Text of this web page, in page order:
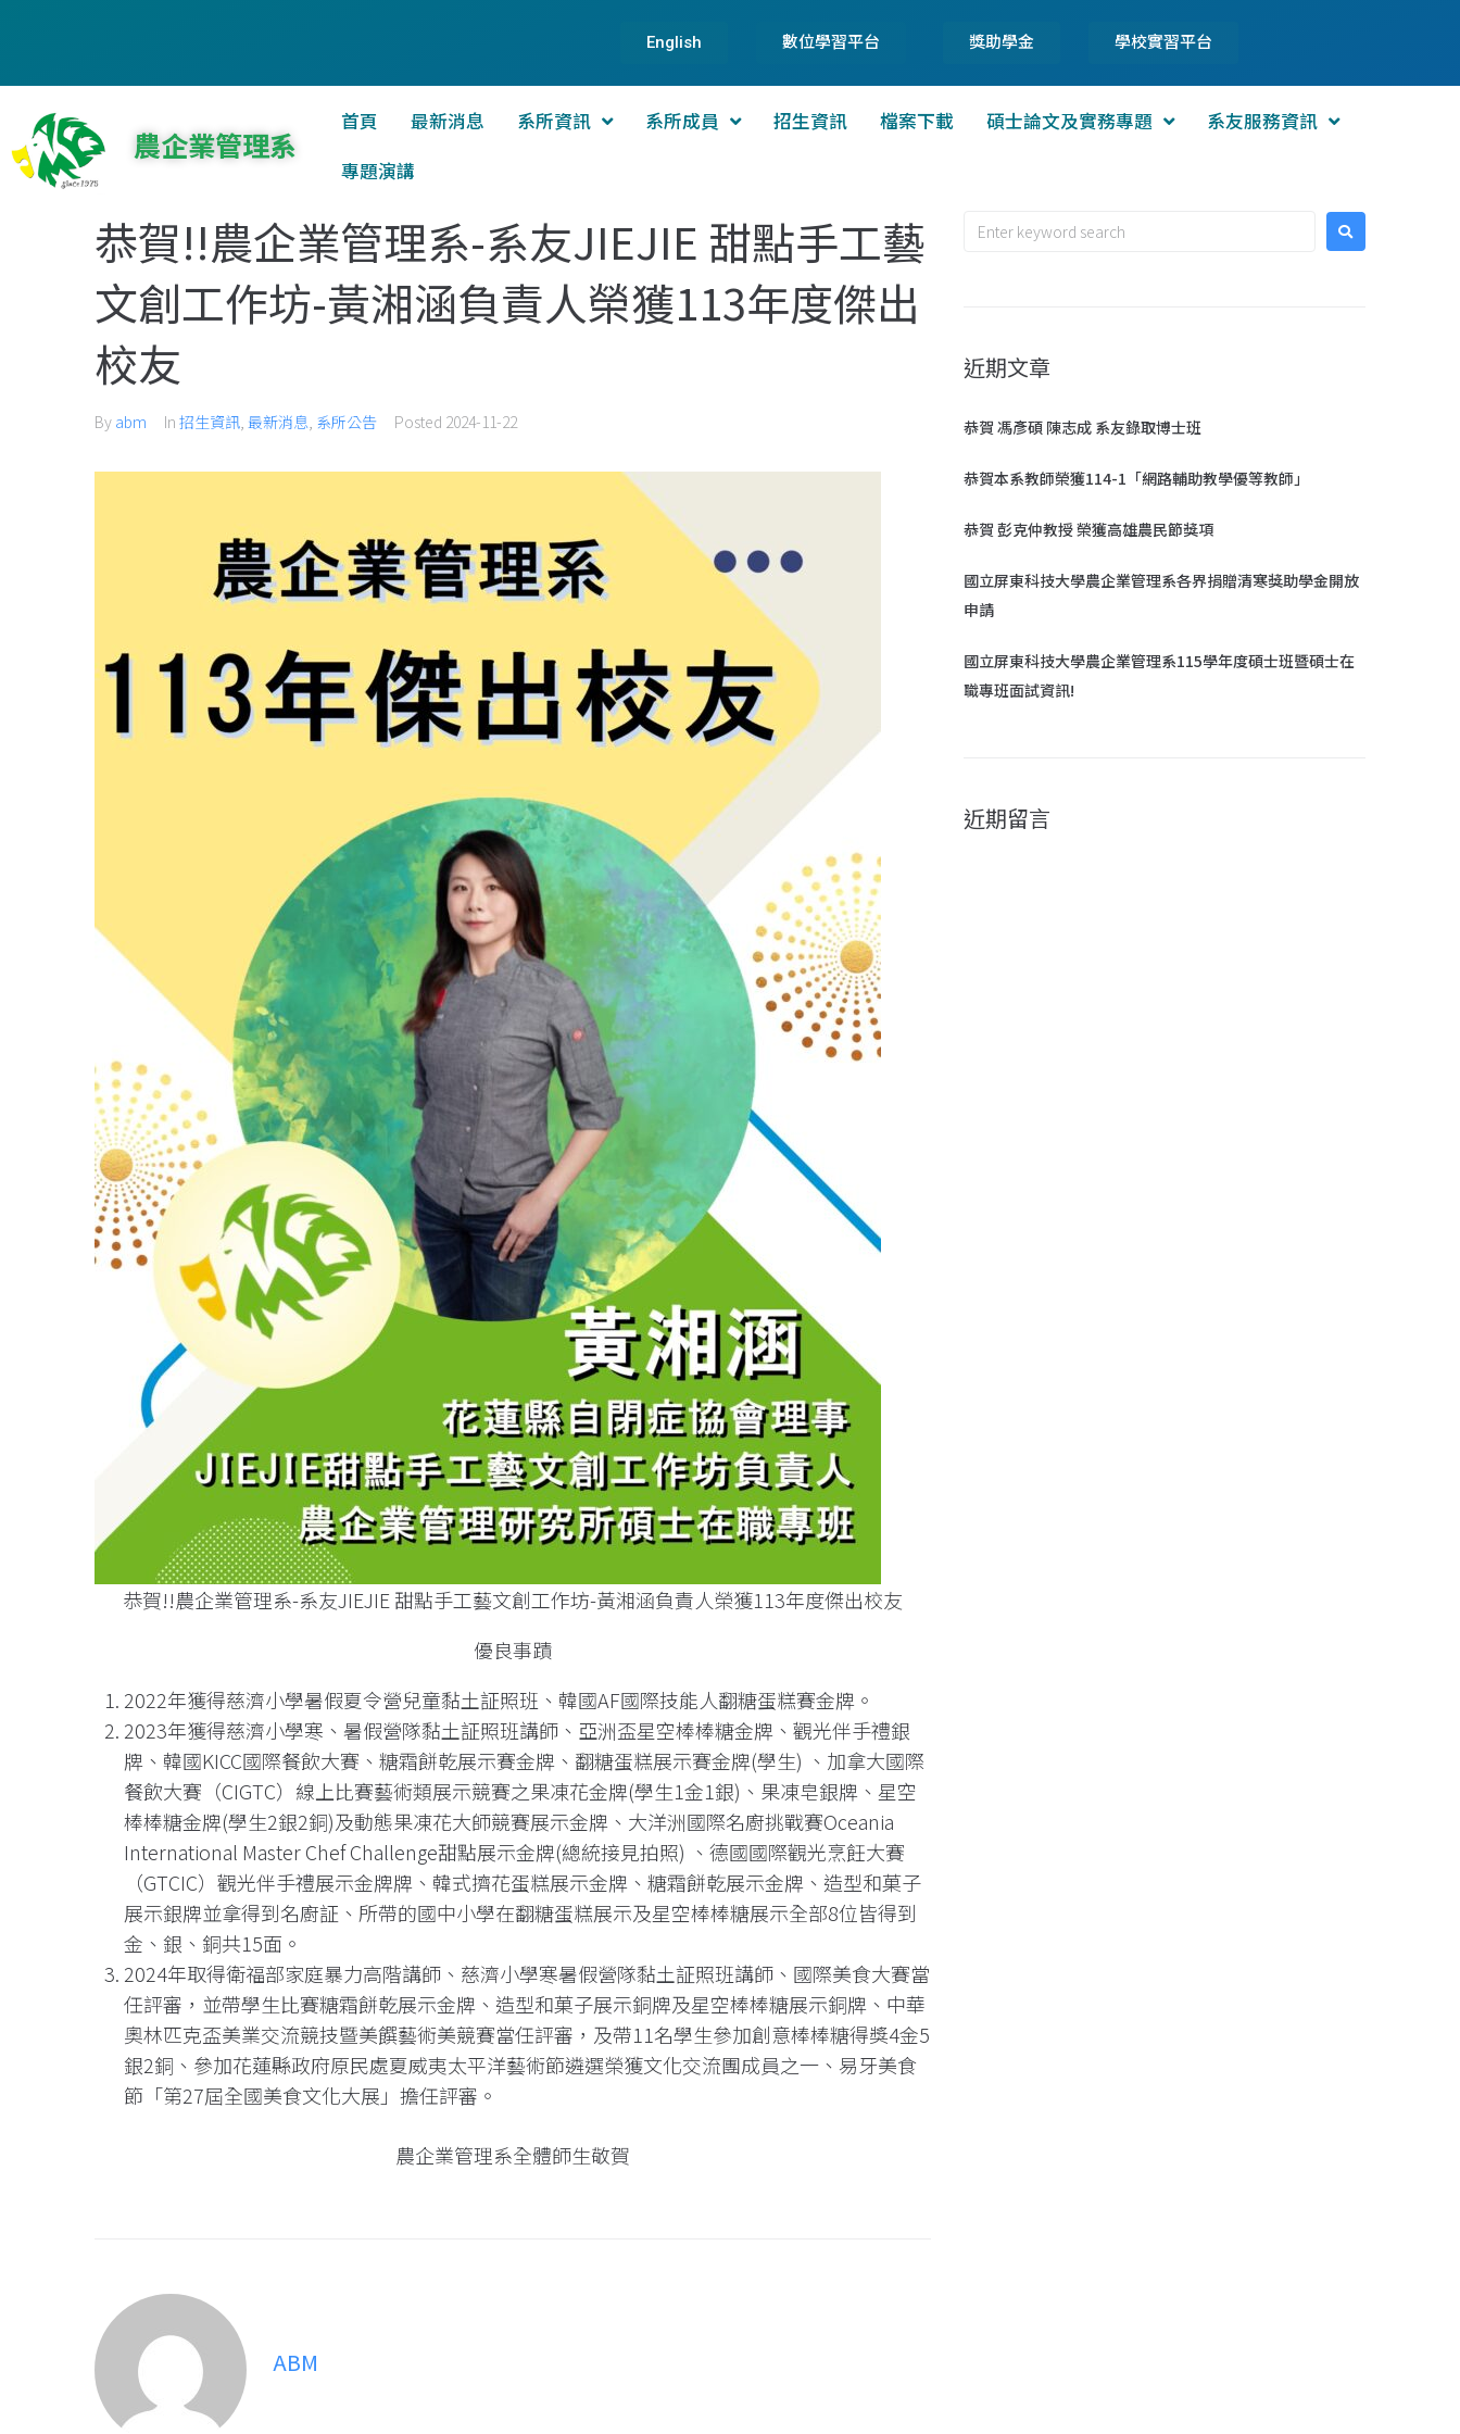
English 數位學習平台 獎助學金 學校實習平台
農企業管理系
首頁 最新消息 系所資訊 系所成員 招生資訊 檔案下載 碩士論文及實務專題 系友服務資訊
專題演講
恭賀!!農企業管理系-系友JIEJIE 甜點手工藝
文創工作坊-黃湘涵負責人榮獲113年度傑出
校友
By abm In 招生資訊, 最新消息, 系所公告 Posted 2024-11-22
恭賀!!農企業管理系-系友JIEJIE 甜點手工藝文創工作坊-黃湘涵負責人榮獲113年度傑出校友
優良事蹟
2022年獲得慈濟小學暑假夏令營兒童黏土証照班、韓國AF國際技能人翻糖蛋糕賽金牌。
2023年獲得慈濟小學寒、暑假營隊黏土証照班講師、亞洲盃星空棒棒糖金牌、觀光伴手禮銀
牌、韓國KICC國際餐飲大賽、糖霜餅乾展示賽金牌、翻糖蛋糕展示賽金牌(學生) 、加拿大國際
餐飲大賽（CIGTC）線上比賽藝術類展示競賽之果凍花金牌(學生1金1銀)、果凍皂銀牌、星空
棒棒糖金牌(學生2銀2銅)及動態果凍花大師競賽展示金牌、大洋洲國際名廚挑戰賽Oceania
International Master Chef Challenge甜點展示金牌(總統接見拍照) 、德國國際觀光烹飪大賽
（GTCIC）觀光伴手禮展示金牌牌、韓式擠花蛋糕展示金牌、糖霜餅乾展示金牌、造型和菓子
展示銀牌並拿得到名廚証、所帶的國中小學在翻糖蛋糕展示及星空棒棒糖展示全部8位皆得到
金、銀、銅共15面。
2024年取得衛福部家庭暴力高階講師、慈濟小學寒暑假營隊黏土証照班講師、國際美食大賽當
任評審，並帶學生比賽糖霜餅乾展示金牌、造型和菓子展示銅牌及星空棒棒糖展示銅牌、中華
奧林匹克盃美業交流競技暨美饌藝術美競賽當任評審，及帶11名學生參加創意棒棒糖得獎4金5
銀2銅、參加花蓮縣政府原民處夏威夷太平洋藝術節遴選榮獲文化交流團成員之一、易牙美食
節「第27屆全國美食文化大展」擔任評審。
農企業管理系全體師生敬賀
ABM
近期文章
恭賀 馮彥碩 陳志成 系友錄取博士班
恭賀本系教師榮獲114-1「網路輔助教學優等教師」
恭賀 彭克仲教授 榮獲高雄農民節獎項
國立屏東科技大學農企業管理系各界捐贈清寒獎助學金開放
申請
國立屏東科技大學農企業管理系115學年度碩士班暨碩士在
職專班面試資訊!
近期留言